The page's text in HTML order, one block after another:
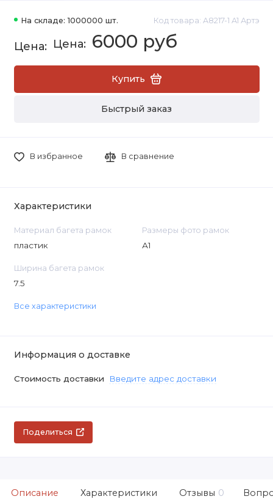
На складе: 1000000 шт. Код товара: A8217-1 A1 Артэ
6000 руб
Купить
Быстрый заказ
В избранное В сравнение
Характеристики
Материал багета рамок
пластик
Размеры фото рамок
А1
Ширина багета рамок
7.5
Все характеристики
Информация о доставке
Стоимость доставки Введите адрес доставки
Поделиться
Описание Характеристики Отзывы 0